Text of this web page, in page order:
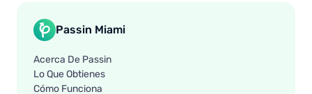
Passin Miami
Acerca De Passin
Lo Que Obtienes
Cómo Funciona